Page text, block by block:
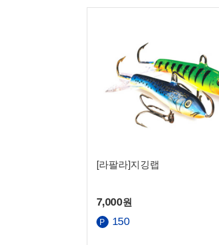
[라팔라]지깅랩
7,000원
150